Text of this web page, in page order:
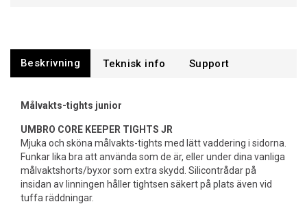
Beskrivning Support
Målvakts-tights junior
UMBRO CORE KEEPER TIGHTS JR
Mjuka och sköna målvakts-tights med lätt vaddering i sidorna.
Funkar lika bra att använda som de är, eller under dina vanliga
målvaktshorts/byxor som extra skydd. Silicontrådar på
insidan av linningen håller tightsen säkert på plats även vid
tuffa räddningar.